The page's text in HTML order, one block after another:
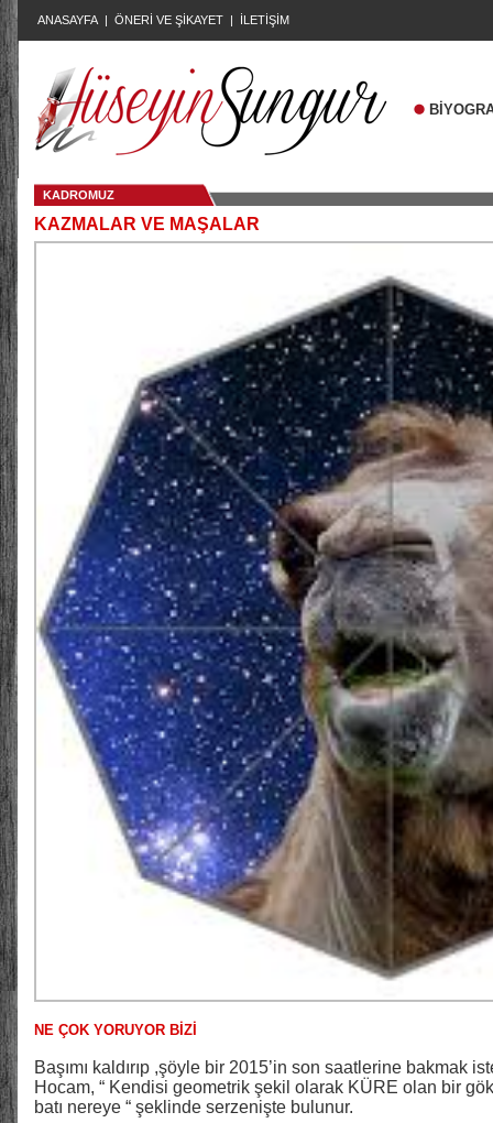
ANASAYFA | ÖNERİ VE ŞİKAYET | İLETİŞİM
KADROMUZ
KAZMALAR VE MAŞALAR
NE ÇOK YORUYOR BİZİ
Başımı kaldırıp ,şöyle bir 2015’in son saatlerine bakmak
Hocam, “ Kendisi geometrik şekil olarak KÜRE olan bir
batı nereye “ şeklinde serzenişte bulunur.